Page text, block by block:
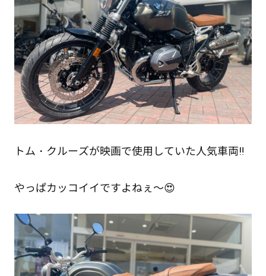
トム・クルーズが映画で使用していた人気車両‼
やっぱカッコイイですよねぇ～😍